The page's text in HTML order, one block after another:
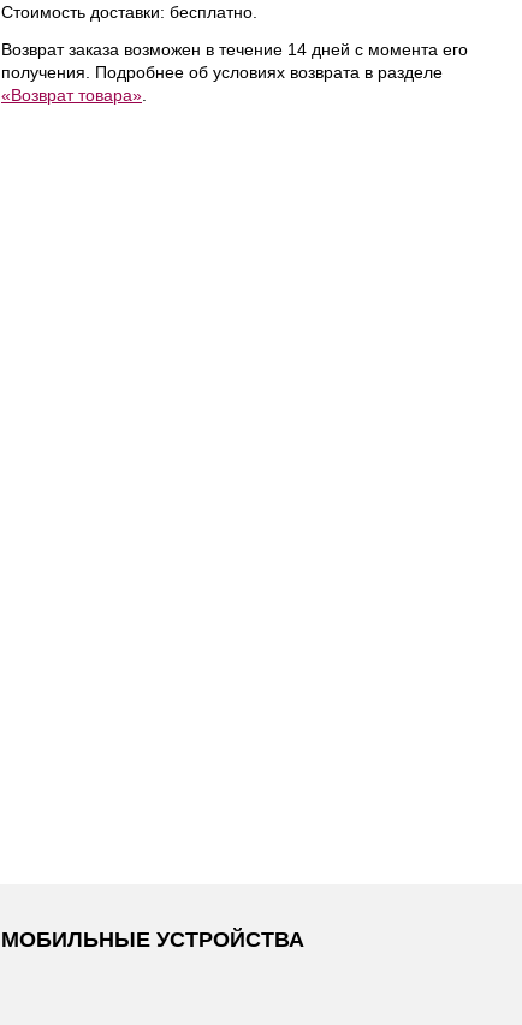
Стоимость доставки: бесплатно.
Возврат заказа возможен в течение 14 дней с момента его
получения. Подробнее об условиях возврата в разделе
«Возврат товара»
МОБИЛЬНЫЕ УСТРОЙСТВА